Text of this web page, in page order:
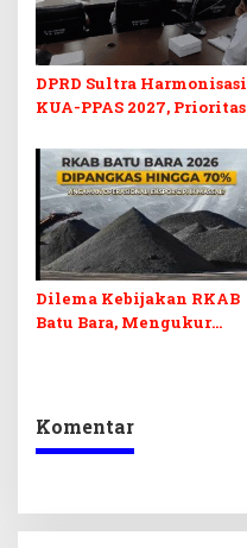
DPRD Sultra Harmonisasi
KUA-PPAS 2027, Prioritas
dan Pelunasan Utang
Infrastruktur
Dilema Kebijakan RKAB
Batu Bara, Mengukur
Komentar